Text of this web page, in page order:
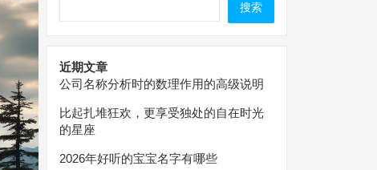
搜索
近期文章
公司名称分析时的数理作用的高级说明
比起扎堆狂欢，更享受独处的自在时光
的星座
2026年好听的宝宝名字有哪些